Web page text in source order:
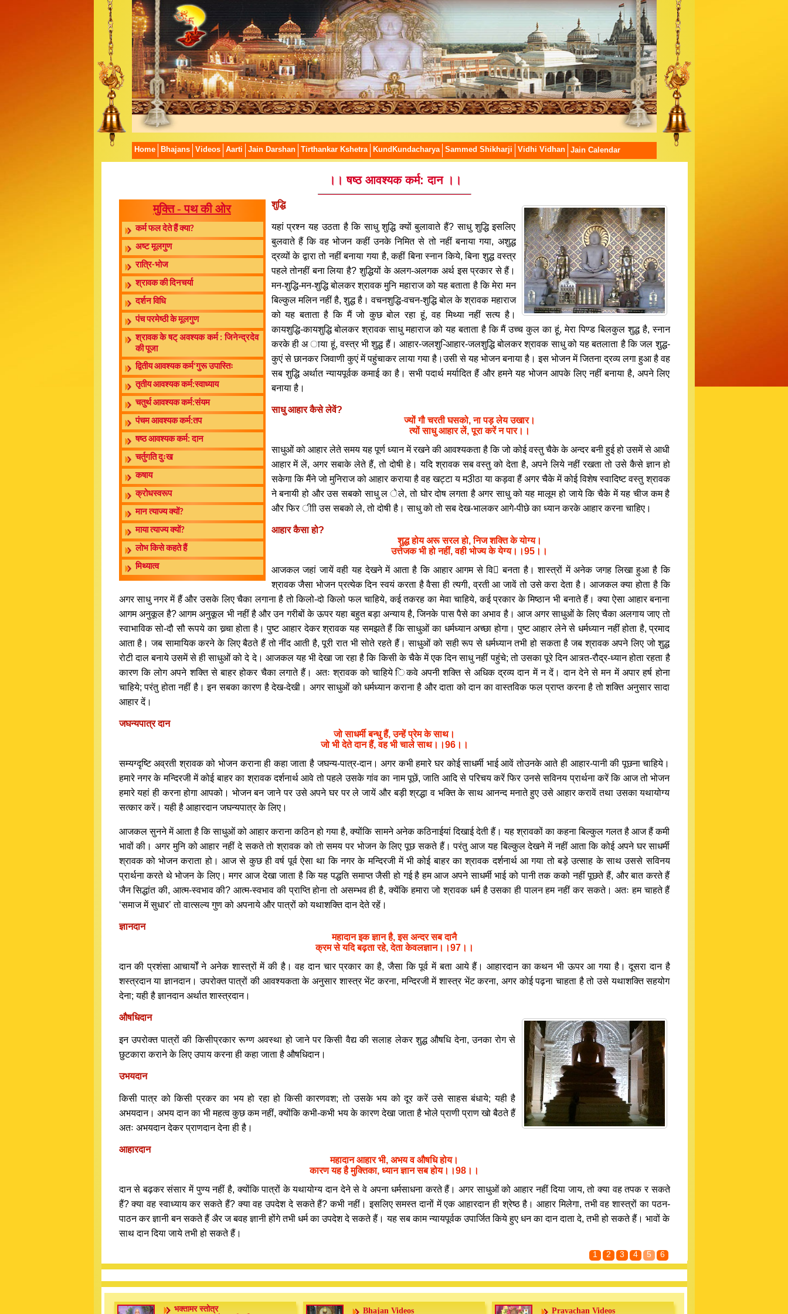
Home Bhajans Videos Aarti Jain Darshan Tirthankar Kshetra KundKundacharya Sammed Shikharji Vidhi Vidhan Jain Calendar
।। षष्ठ आवश्यक कर्म: दान ।।
मुक्ति - पथ की ओर
कर्म फल देते हैं क्या?
अष्ट मूलगुण
रात्रि-भोज
श्रावक की दिनचर्या
दर्शन विधि
पंच परमेष्ठी के मूलगुण
श्रावक के षट् अवश्यक कर्म : जिनेन्द्रदेव
की पूजा
द्वितीय आवश्यक कर्म‘गुरू उपास्तिः
तृतीय आवश्यक कर्म:स्वाध्याय
चतुर्थ आवश्यक कर्म:संयम
पंचम आवश्यक कर्म:तप
षष्ठ आवश्यक कर्म: दान
चर्तुगति दुःख
कषाय
क्रोधस्वरूप
मान त्याज्य क्यों?
माया त्याज्य क्यों?
लोभ किसे कहते हैं
मिथ्यात्व
शुद्धि
यहां प्रश्न यह उठता है कि साधु शुद्धि क्यों बुलावाते हैं? साधु शुद्धि इसलिए
बुलवाते हैं कि वह भोजन कहीं उनके निमित से तो नहीं बनाया गया, अशुद्ध
द्रव्यों के द्वारा तो नहीं बनाया गया है, कहीं बिना स्नान किये, बिना शुद्ध वस्त्र
पहले तोनहीं बना लिया है? शुद्धियों के अलग-अलगक अर्थ इस प्रकार से हैं।
मन-शुद्धि-मन-शुद्धि बोलकर श्रावक मुनि महाराज को यह बताता है कि मेरा मन
बिल्कुल मलिन नहीं है, शुद्ध है। वचनशुद्धि-वचन-शुद्धि बोल के श्रावक महाराज
को यह बताता है कि मैं जो कुछ बोल रहा हूं, वह मिथ्या नहीं सत्य है।
कायशुद्धि-कायशुद्धि बोलकर श्रावक साधु महाराज को यह बताता है कि मैं उच्च कुल का हूं, मेरा पिण्ड बिलकुल शुद्ध है, स्नान
करके ही अ ाया हूं, वस्त्र भी शुद्ध हैं। आहार-जलशु-िआहार-जलशुद्धि बोलकर श्रावक साधु को यह बतलाता है कि जल शुद्ध-
कुएं से छानकर जिवाणी कुएं में पहुंचाकर लाया गया है।उसी से यह भोजन बनाया है। इस भोजन में जितना द्रव्य लगा हुआ है वह
सब शुद्धि अर्थात न्यायपूर्वक कमाई का है। सभी पदार्थ मर्यादित हैं और हमने यह भोजन आपके लिए नहीं बनाया है, अपने लिए
बनाया है।
साधु आहार कैसे लेवें?
ज्यों गौ चरती घसको, ना पड़ लेय उखार।
त्यों साधु आहार लें, पूरा करें न पार।।
साधुओं को आहार लेते समय यह पूर्ण ध्यान में रखने की आवश्यकता है कि जो कोई वस्तु चैके के अन्दर बनी हुई हो उसमें से आधी
आहार में लें, अगर सबाके लेते हैं, तो दोषी हे। यदि श्रावक सब वस्तु को देता है, अपने लिये नहीं रखता तो उसे कैसे ज्ञान हो
सकेगा कि मैंने जो मुनिराज को आहार कराया है वह खट्टा य म3ीठा या कड़वा हैं अगर चैके में कोई विशेष स्वादिष्ट वस्तु श्रावक
ने बनायी हो और उस सबको साधु ल ेले, तो घोर दोष लगता है अगर साधु को यह मालूम हो जाये कि चैके में यह चीज कम है
और फिर ीाी उस सबको ले, तो दोषी है। साधु को तो सब देख-भालकर आगे-पीछे का ध्यान करके आहार करना चाहिए।
आहार कैसा हो?
शुद्ध होय अरू सरल हो, निज शक्ति के योग्य।
उत्तेजक भी हो नहीं, वही भोज्य के येग्य।।95।।
आजकल जहां जायें वही यह देखने में आता है कि आहार आगम से वि बनता है। शास्त्रों में अनेक जगह लिखा हुआ है कि
श्रावक जैसा भोजन प्रत्येक दिन स्वयं करता है वैसा ही त्यगी, व्रती आ जावें तो उसे करा देता है। आजकल क्या होता है कि
अगर साधु नगर में हैं और उसके लिए चैका लगाना है तो किलो-दो किलो फल चाहिये, कई तकरह का मेवा चाहिये, कई प्रकार के मिष्ठान भी बनाते हैं। क्या ऐसा आहार बनाना
आगम अनुकूल है? आगम अनुकूल भी नहीं है और उन गरीबों के ऊपर यहा बहुत बड़ा अन्याय है, जिनके पास पैसे का अभाव है। आज अगर साधुओं के लिए चैका अलगाय जाए तो
स्वाभाविक सो-दौ सौ रूपये का ख्र्चा होता है। पुष्ट आहार देकर श्रावक यह समझते हैं कि साधुओं का धर्मध्यान अच्छा होगा। पुष्ट आहार लेने से धर्मध्यान नहीं होता है, प्रमाद
आता है। जब सामायिक करने के लिए बैठते हैं तो नींद आती है, पूरी रात भी सोते रहते हैं। साधुओं को सही रूप से धर्मध्यान तभी हो सकता है जब श्रावक अपने लिए जो शुद्ध
रोटी दाल बनाये उसमें से ही साधुओं को दे दे। आजकल यह भी देखा जा रहा है कि किसी के चैके में एक दिन साधु नहीं पहुंचे; तो उसका पूरे दिन आत्र्त-रौद्र-ध्यान होता रहता है
कारण कि लोग अपने शक्ति से बाहर होकर चैका लगाते हैं। अतः श्रावक को चाहिये िकवे अपनी शक्ति से अधिक द्रव्य दान में न दें। दान देने से मन में अपार हर्ष होना
चाहिये; परंतु होता नहीं है। इन सबका कारण है देख-देखी। अगर साधुओं को धर्मध्यान कराना है और दाता को दान का वास्तविक फल प्राप्त करना है तो शक्ति अनुसार सादा
आहार दें।
जघन्यपात्र दान
जो साधर्मी बन्धु हैं, उन्हें प्रेम के साथ।
जो भी देते दान हैं, वह भी चाले साथ।।96।।
सम्यग्दृष्टि अव्रती श्रावक को भोजन कराना ही कहा जाता है जघन्य-पात्र-दान। अगर कभी हमारे घर कोई साधर्मी भाई आवें तोउनके आते ही आहार-पानी की पूछना चाहिये।
हमारे नगर के मन्दिरजी में कोई बाहर का श्रावक दर्शनार्थ आवे तो पहले उसके गांव का नाम पूछें, जाति आदि से परिचय करें फिर उनसे सविनय प्रार्थना करें कि आज तो भोजन
हमारे यहां ही करना होगा आपको। भोजन बन जाने पर उसे अपने घर पर ले जायें और बड़ी श्रद्धा व भक्ति के साथ आनन्द मनाते हुए उसे आहार करावें तथा उसका यथायोग्य
सत्कार करें। यही है आहारदान जघन्यपात्र के लिए।
आजकल सुनने में आता है कि साधुओं को आहार कराना कठिन हो गया है, क्योंकि सामने अनेक कठिनाईयां दिखाई देती हैं। यह श्रावकों का कहना बिल्कुल गलत है आज हैं कमी
भावों की। अगर मुनि को आहार नहीं दे सकते तो श्रावक को तो समय पर भोजन के लिए पूछ सकते हैं। परंतु आज यह बिल्कुल देखने में नहीं आता कि कोई अपने घर साधर्मी
श्रावक को भोजन कराता हो। आज से कुछ ही वर्ष पूर्व ऐसा था कि नगर के मन्दिरजी में भी कोई बाहर का श्रावक दर्शनार्थ आ गया तो बड़े उत्साह के साथ उससे सविनय
प्रार्थना करते थे भोजन के लिए। मगर आज देखा जाता है कि यह पद्धति समाप्त जैसी हो गई है हम आज अपने साधर्मी भाई को पानी तक कको नहीं पूछते हैं, और बात करते हैं
जैन सिद्धांत की, आत्म-स्वभाव की? आत्म-स्वभाव की प्राप्ति होना तो असम्भव ही है, क्येंकि हमारा जो श्रावक धर्म है उसका ही पालन हम नहीं कर सकते। अतः हम चाहते हैं
‘समाज में सुधार’ तो वात्सल्य गुण को अपनाये और पात्रों को यथाशक्ति दान देते रहें।
ज्ञानदान
महादान इक ज्ञान है, इस अन्दर सब दानै
क्रम से यदि बढ़ता रहे, देता केवलज्ञान।।97।।
दान की प्रशंसा आचार्यों ने अनेक शास्त्रों में की है। वह दान चार प्रकार का है, जैसा कि पूर्व में बता आये हैं। आहारदान का कथन भी ऊपर आ गया है। दूसरा दान है
शस्त्रदान या ज्ञानदान। उपरोक्त पात्रों की आवश्यकता के अनुसार शास्त्र भेंट करना, मन्दिरजी में शास्त्र भेंट करना, अगर कोई पढ़ना चाहता है तो उसे यथाशक्ति सहयोग
देना; यही है ज्ञानदान अर्थात शास्त्रदान।
औषधिदान
इन उपरोक्त पात्रों की किसीप्रकार रूग्ण अवस्था हो जाने पर किसी वैद्य की सलाह लेकर शुद्ध औषधि देना, उनका रोग से
छुटकारा कराने के लिए उपाय करना ही कहा जाता है औषधिदान।
उभयदान
किसी पात्र को किसी प्रकर का भय हो रहा हो किसी कारणवश; तो उसके भय को दूर करें उसे साहस बंधाये; यही है
अभयदान। अभय दान का भी महत्व कुछ कम नहीं, क्योंकि कभी-कभी भय के कारण देखा जाता है भोले प्राणी प्राण खो बैठते हैं
अतः अभयदान देकर प्राणदान देना ही है।
आहारदान
महादान आहार भी, अभय व औषधि होय।
कारण यह है मुक्तिका, ध्यान ज्ञान सब होय।।98।।
दान से बढ़कर संसार में पुण्य नहीं है, क्योंकि पात्रों के यथायोग्य दान देने से वे अपना धर्मसाधना करते हैं। अगर साधुओं को आहार नहीं दिया जाय, तो क्या वह तपक र सकते
हैं? क्या वह स्वाध्याय कर सकते हैं? क्या वह उपदेश दे सकते हैं? कभी नहीं। इसलिए समस्त दानों में एक आहारदान ही श्रेष्ठ है। आहार मिलेगा, तभी वह शास्त्रों का पठन-
पाठन कर ज्ञानी बन सकते हैं अैर ज बवह ज्ञानी होंगे तभी धर्म का उपदेश दे सकते हैं। यह सब काम न्यायपूर्वक उपार्जित किये हुए धन का दान दाता दे, तभी हो सकते हैं। भावों के
साथ दान दिया जाये तभी हो सकते हैं।
6
5
4
3
2
1
भक्तामर स्तोत्र Bhajan Videos Pravachan Videos